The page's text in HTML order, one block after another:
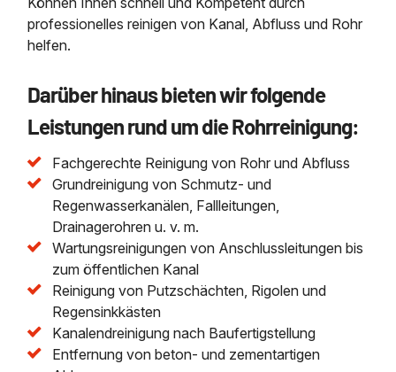
professionelles reinigen von Kanal, Abfluss und Rohr
helfen.
Darüber hinaus bieten wir folgende
Leistungen rund um die Rohrreinigung:
Fachgerechte Reinigung von Rohr und Abfluss
Grundreinigung von Schmutz- und
Regenwasserkanälen, Fallleitungen,
Drainagerohren u. v. m.
Wartungsreinigungen von Anschlussleitungen bis
zum öffentlichen Kanal
Reinigung von Putzschächten, Rigolen und
Regensinkkästen
Kanalendreinigung nach Baufertigstellung
Entfernung von beton- und zementartigen